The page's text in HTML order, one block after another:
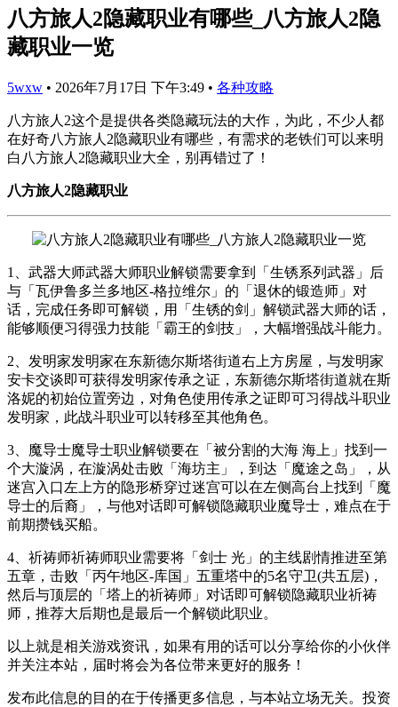
八方旅人2隐藏职业有哪些_八方旅人2隐
藏职业一览
5wxw • 2026年7月17日 下午3:49 • 各种攻略
八方旅人2这个是提供各类隐藏玩法的大作，为此，不少人都
在好奇八方旅人2隐藏职业有哪些，有需求的老铁们可以来明
白八方旅人2隐藏职业大全，别再错过了！
八方旅人2隐藏职业
1、武器大师武器大师职业解锁需要拿到「生锈系列武器」后
与「瓦伊鲁多兰多地区-格拉维尔」的「退休的锻造师」对
话，完成任务即可解锁，用「生锈的剑」解锁武器大师的话，
能够顺便习得强力技能「霸王的剑技」，大幅增强战斗能力。
2、发明家发明家在东新德尔斯塔街道右上方房屋，与发明家
安卡交谈即可获得发明家传承之证，东新德尔斯塔街道就在斯
洛妮的初始位置旁边，对角色使用传承之证即可习得战斗职业
发明家，此战斗职业可以转移至其他角色。
3、魔导士魔导士职业解锁要在「被分割的大海 海上」找到一
个大漩涡，在漩涡处击败「海坊主」，到达「魔途之岛」，从
迷宫入口左上方的隐形桥穿过迷宫可以在左侧高台上找到「魔
导士的后裔」，与他对话即可解锁隐藏职业魔导士，难点在于
前期攒钱买船。
4、祈祷师祈祷师职业需要将「剑士 光」的主线剧情推进至第
五章，击败「丙午地区-库国」五重塔中的5名守卫(共五层)，
然后与顶层的「塔上的祈祷师」对话即可解锁隐藏职业祈祷
师，推荐大后期也是最后一个解锁此职业。
以上就是相关游戏资讯，如果有用的话可以分享给你的小伙伴
并关注本站，届时将会为各位带来更好的服务！
发布此信息的目的在于传播更多信息，与本站立场无关。投资